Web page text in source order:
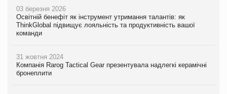
03 березня 2026
Освітній бенефіт як інструмент утримання талантів: як
ThinkGlobal підвищує лояльність та продуктивність вашої
команди
31 жовтня 2024
Компанія Rarog Tactical Gear презентувала надлегкі керамічні
бронеплити